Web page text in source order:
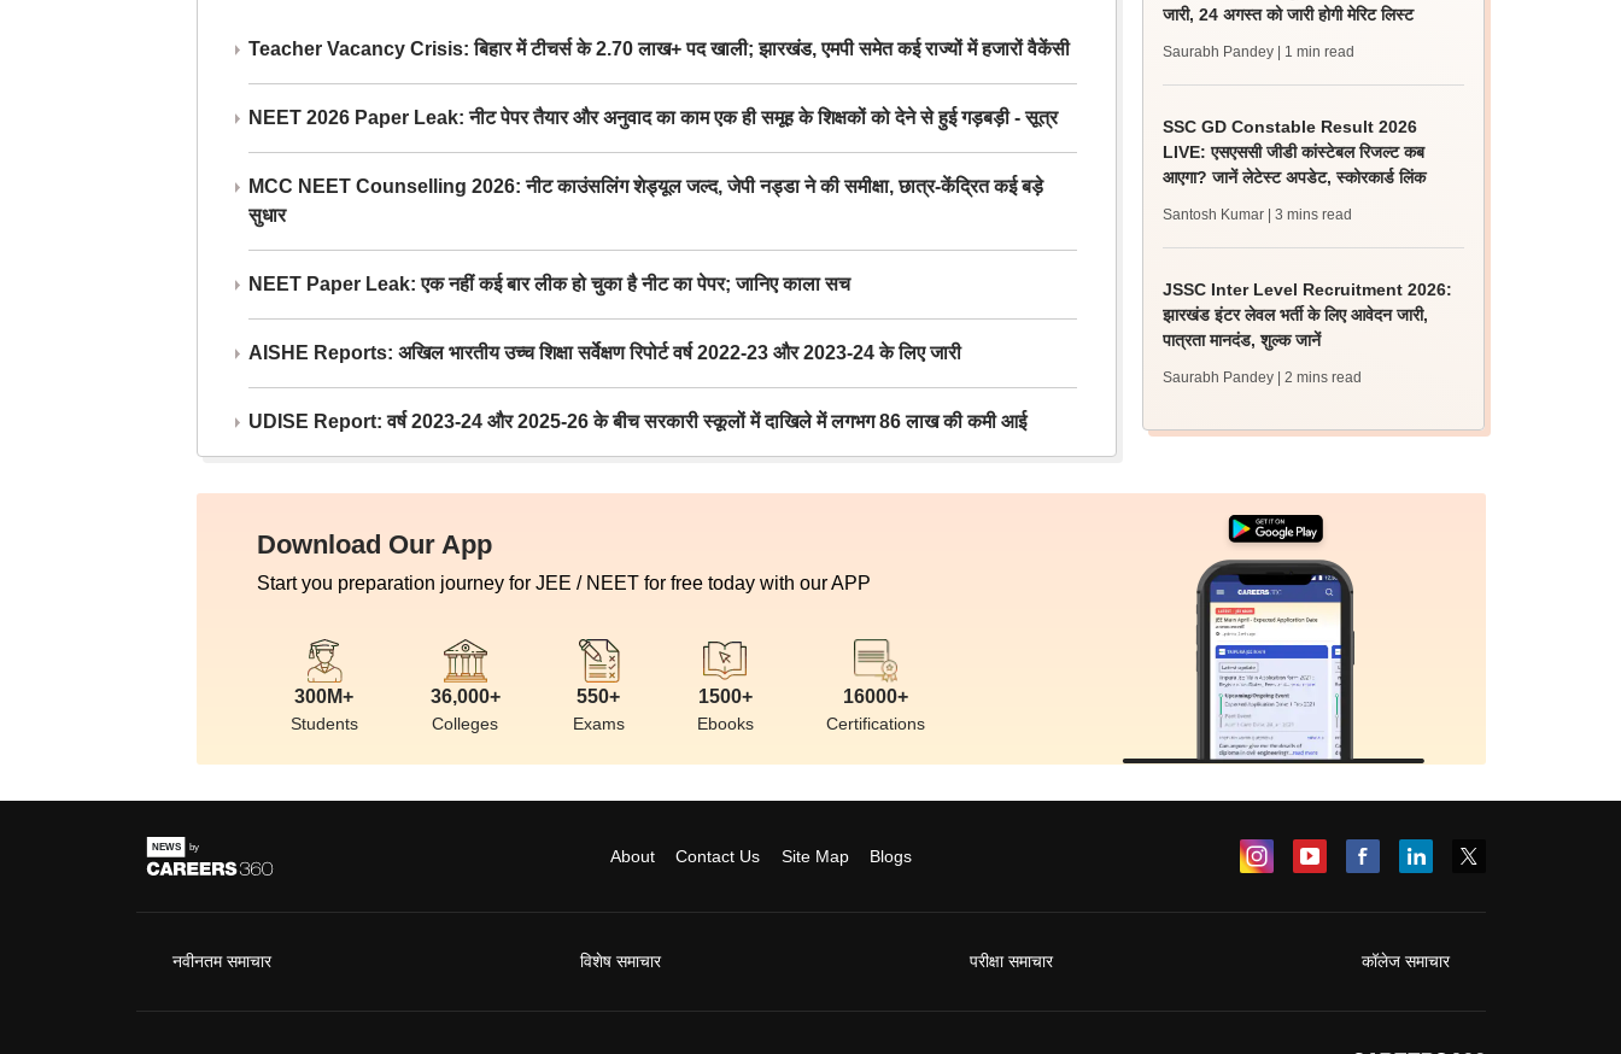
Teacher Vacancy Crisis: बिहार में टीचर्स के 2.70 लाख+ पद खाली; झारखंड, एमपी समेत कई राज्यों में हजारों वैकेंसी
NEET 2026 Paper Leak: नीट पेपर तैयार और अनुवाद का काम एक ही समूह के शिक्षकों को देने से हुई गड़बड़ी - सूत्र
MCC NEET Counselling 2026: नीट काउंसलिंग शेड्यूल जल्द, जेपी नड्डा ने की समीक्षा, छात्र-केंद्रित कई बड़े
सुधार
NEET Paper Leak: एक नहीं कई बार लीक हो चुका है नीट का पेपर; जानिए काला सच
AISHE Reports: अखिल भारतीय उच्च शिक्षा सर्वेक्षण रिपोर्ट वर्ष 2022-23 और 2023-24 के लिए जारी
UDISE Report: वर्ष 2023-24 और 2025-26 के बीच सरकारी स्कूलों में दाखिले में लगभग 86 लाख की कमी आई
जारी, 24 अगस्त को जारी होगी मेरिट लिस्ट
Saurabh Pandey | 1 min read
SSC GD Constable Result 2026
LIVE: एसएससी जीडी कांस्टेबल रिजल्ट कब
आएगा? जानें लेटेस्ट अपडेट, स्कोरकार्ड लिंक
Santosh Kumar | 3 mins read
JSSC Inter Level Recruitment 2026:
झारखंड इंटर लेवल भर्ती के लिए आवेदन जारी,
पात्रता मानदंड, शुल्क जानें
Saurabh Pandey | 2 mins read
Download Our App
Start you preparation journey for JEE / NEET for free today with our APP
300M+
Students
36,000+
Colleges
550+
Exams
1500+
Ebooks
16000+
Certifications
About Contact Us Site Map Blogs
नवीनतम समाचार विशेष समाचार परीक्षा समाचार कॉलेज समाचार